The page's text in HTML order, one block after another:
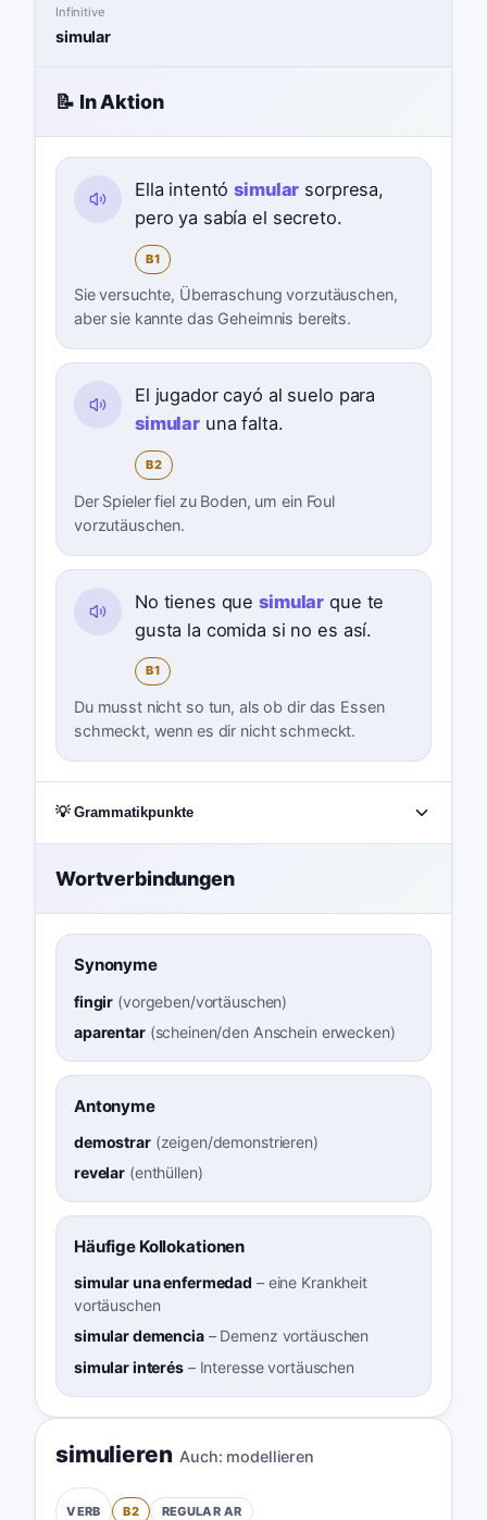
Infinitive
simular
📝 In Aktion
Ella intentósimular sorpresa,
pero ya sabía el secreto.
B1
Sie versuchte, Überraschung vorzutäuschen,
aber sie kannte das Geheimnis bereits.
El jugador cayó al suelo para
simular una falta.
B2
Der Spieler fiel zu Boden, um ein Foul
vorzutäuschen.
No tienes quesimular que te
gusta la comida si no es así.
B1
Du musst nicht so tun, als ob dir das Essen
schmeckt, wenn es dir nicht schmeckt.
💡 Grammatikpunkte
Wortverbindungen
Synonyme
fingir (vorgeben/vortäuschen)
aparentar(scheinen/den Anschein erwecken)
Antonyme
demostrar(zeigen/demonstrieren)
revelar (enthüllen)
Häufige Kollokationen
simular una enfermedad – eine Krankheit
vortäuschen
simular demencia– Demenz vortäuschen
simular interés – Interesse vortäuschen
simulieren Auch: modellieren
VERB B2 REGULAR AR